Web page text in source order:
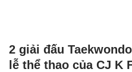
2 giải đấu
lễ thể thao của CJ K